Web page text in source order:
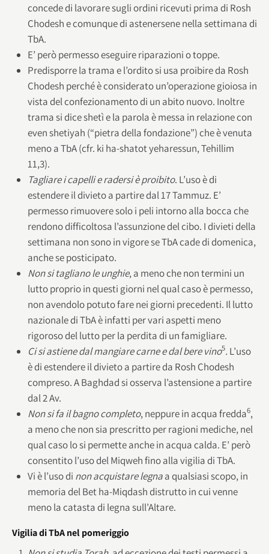
concede di lavorare sugli ordini ricevuti prima di Rosh
Chodesh e comunque di astenersene nella settimana di
TbA.
E’ però permesso eseguire riparazioni o toppe.
Predisporre la trama e l’ordito si usa proibire da Rosh
Chodesh perché è considerato un’operazione gioiosa in
vista del confezionamento di un abito nuovo. Inoltre
trama si dice shetì e la parola è messa in relazione con
even shetiyah (“pietra della fondazione”) che è venuta
meno a TbA (cfr. ki ha-shatot yeharessun, Tehillim
11,3).
Tagliare i capelli e radersi è proibito. L’uso è di
estendere il divieto a partire dal 17 Tammuz. E’
permesso rimuovere solo i peli intorno alla bocca che
rendono difficoltosa l’assunzione del cibo. I divieti della
settimana non sono in vigore se TbA cade di domenica,
anche se posticipato.
Non si tagliano le unghie, a meno che non termini un
lutto proprio in questi giorni nel qual caso è permesso,
non avendolo potuto fare nei giorni precedenti. Il lutto
nazionale di TbA è infatti per vari aspetti meno
rigoroso del lutto per la perdita di un famigliare.
Ci si astiene dal mangiare carne e dal bere vino5. L’uso
è di estendere il divieto a partire da Rosh Chodesh
compreso. A Baghdad si osserva l’astensione a partire
dal 2 Av.
Non si fa il bagno completo, neppure in acqua fredda6,
a meno che non sia prescritto per ragioni mediche, nel
qual caso lo si permette anche in acqua calda. E’ però
consentito l’uso del Miqweh fino alla vigilia di TbA.
Vi è l’uso di non acquistare legnaa qualsiasi scopo, in
memoria del Bet ha-Miqdash distrutto in cui venne
meno la catasta di legna sull’Altare.
Vigilia di TbA nel pomeriggio